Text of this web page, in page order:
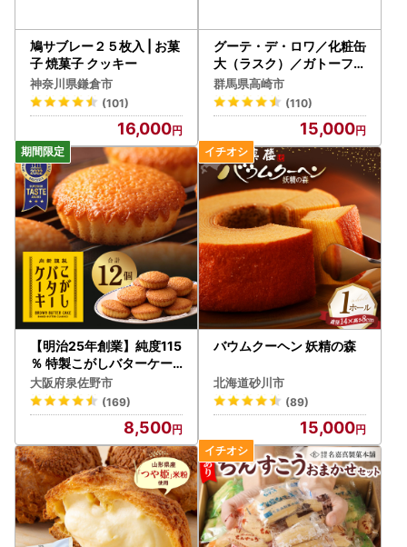
鳩サブレー２５枚入 | お菓
子 焼菓子 クッキー
神奈川県鎌倉市
(101)
16,000
グーテ・デ・ロワ／化粧缶
大（ラスク）／ガトーフェ
スタハラダ
群馬県高崎市
(110)
15,000
【明治25年創業】純度115
％ 特製こがしバターケー
キ 12個
大阪府泉佐野市
(169)
8,500
バウムクーヘン 妖精の森
北海道砂川市
(89)
15,000